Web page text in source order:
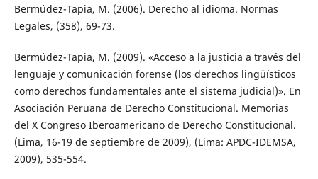
Bermúdez-Tapia, M. (2006). Derecho al idioma. Normas
Legales, (358), 69-73.
Bermúdez-Tapia, M. (2009). «Acceso a la justicia a través del
lenguaje y comunicación forense (los derechos lingüísticos
como derechos fundamentales ante el sistema judicial)». En
Asociación Peruana de Derecho Constitucional. Memorias
del X Congreso Iberoamericano de Derecho Constitucional.
(Lima, 16-19 de septiembre de 2009), (Lima: APDC-IDEMSA,
2009), 535-554.